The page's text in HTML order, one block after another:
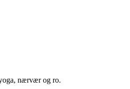
nærvær og ro.